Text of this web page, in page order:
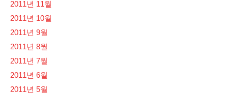
2011년 11월
2011년 10월
2011년 9월
2011년 8월
2011년 7월
2011년 6월
2011년 5월